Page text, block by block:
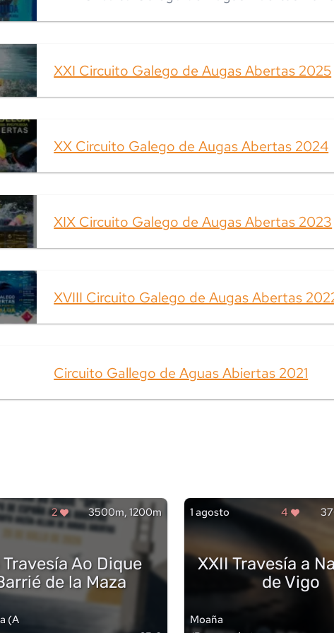
XXI Circuito Galego de Augas Abertas 2025
XX Circuito Galego de Augas Abertas 2024
XIX Circuito Galego de Augas Abertas 2023
XVIII Circuito Galego de Augas Abertas
Circuito Gallego de Aguas Abiertas 2021
2 3500m, 1200m
Ao Dique
de la Maza
(A
1 agosto 4
XXII Travesía a
de Vigo
Moaña